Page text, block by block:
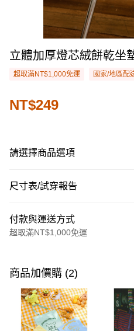
立體加厚燈芯絨餅乾坐
超取滿NT$1,000免運 國家/地區配
NT$249
請選擇商品選項
尺寸表/試穿報告
付款與運送方式
超取滿NT$1,000免運
信用卡一次付款
購物金
超商取貨付款
商品加價購 (2)